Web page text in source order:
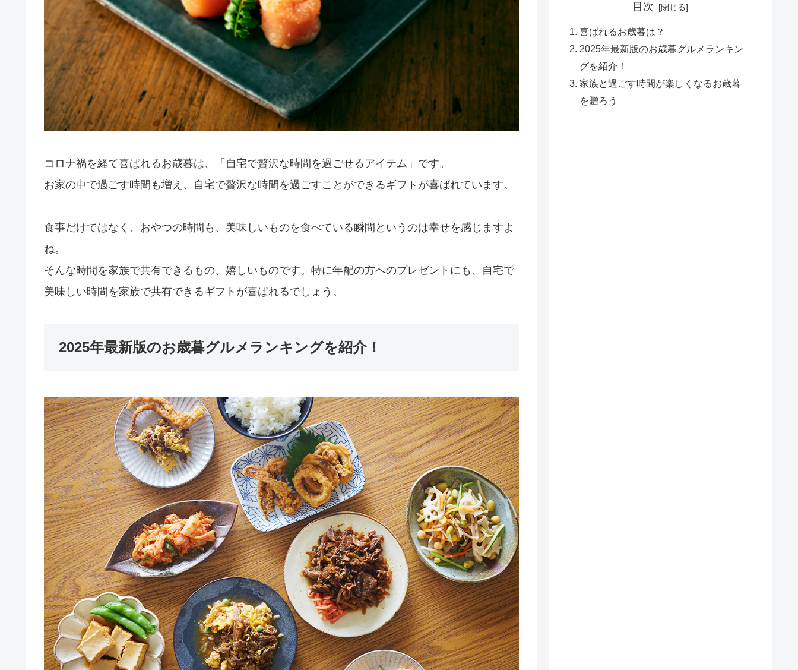
コロナ禍を経て喜ばれるお歳暮は、「自宅で贅沢な時間を過ごせるアイテム」です。
お家の中で過ごす時間も増え、自宅で贅沢な時間を過ごすことができるギフトが喜ばれています。
食事だけではなく、おやつの時間も、美味しいものを食べている瞬間というのは幸せを感じますよ
ね。
そんな時間を家族で共有できるもの、嬉しいものです。特に年配の方へのプレゼントにも、自宅で
美味しい時間を家族で共有できるギフトが喜ばれるでしょう。
2025年最新版のお歳暮グルメランキングを紹介！
目次
喜ばれるお歳暮は？
2025年最新版のお歳暮グルメランキン
グを紹介！
家族と過ごす時間が楽しくなるお歳暮
を贈ろう